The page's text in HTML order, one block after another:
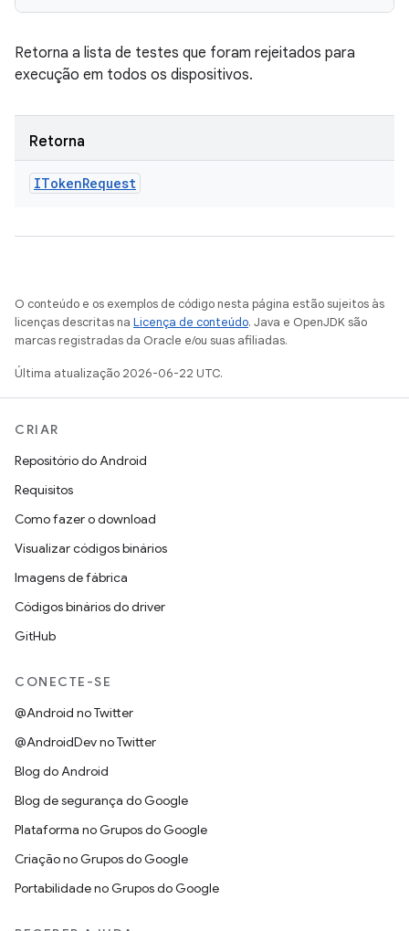
Retorna a lista de testes que foram rejeitados para
execução em todos os dispositivos.
Retorna
ITokenRequest
O conteúdo e os exemplos de código nesta página estão sujeitos às
licenças descritas na Licença de conteúdo. Java e OpenJDK são
marcas registradas da Oracle e/ou suas afiliadas.
Última atualização 2026-06-22 UTC.
CRIAR
Repositório do Android
Requisitos
Como fazer o download
Visualizar códigos binários
Imagens de fábrica
Códigos binários do driver
GitHub
CONECTE-SE
@Android no Twitter
@AndroidDev no Twitter
Blog do Android
Blog de segurança do Google
Plataforma no Grupos do Google
Criação no Grupos do Google
Portabilidade no Grupos do Google